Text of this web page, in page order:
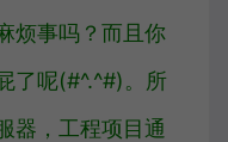
烦事吗？而且你
了呢(#^.^#)。所
器，工程项目通